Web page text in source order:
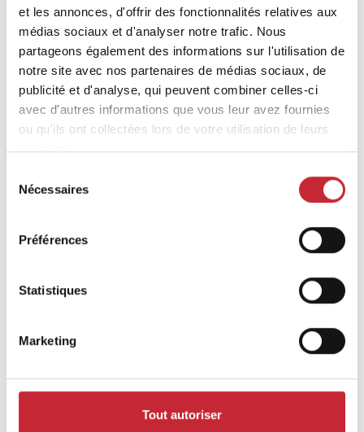
et les annonces, d'offrir des fonctionnalités relatives aux
médias sociaux et d'analyser notre trafic. Nous
partageons également des informations sur l'utilisation de
notre site avec nos partenaires de médias sociaux, de
publicité et d'analyse, qui peuvent combiner celles-ci
avec d'autres informations que vous leur avez fournies
ou qu'ils ont collectées lors de votre utilisation de leurs
services.
Nécessaires
Préférences
Statistiques
Marketing
Tout autoriser
Trouvez votre revendeur
Produits similaires